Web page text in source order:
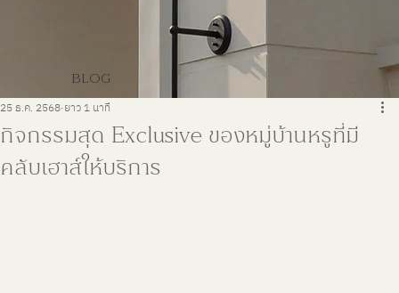
BLOG
กิจกรรมสุด Exclusive ของหมู่บ้านหรูที่มี
คลับเฮาส์ให้บริการ
25 ธ.ค. 2568 ยาว 1 นาที